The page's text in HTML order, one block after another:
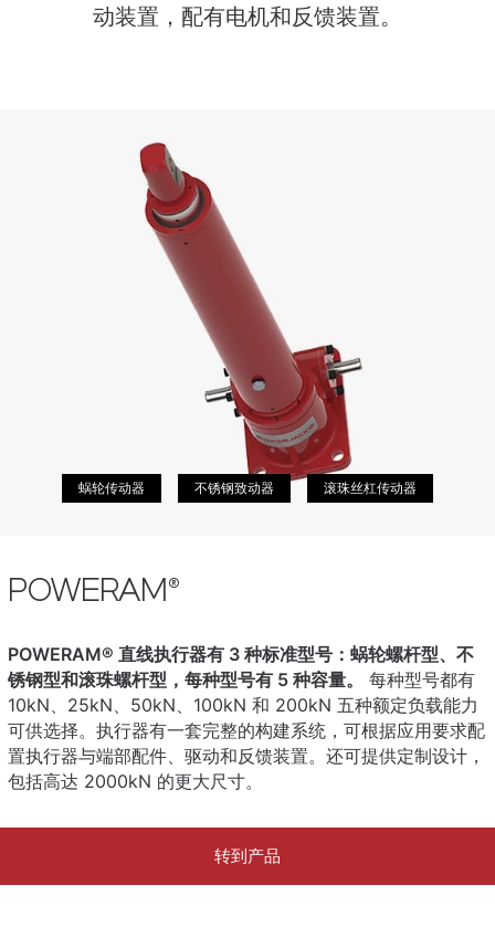
动装置，配有电机和反馈装置。
蜗轮传动器 不锈钢致动器 滚珠丝杠传动器
POWERAM®
POWERAM® 直线执行器有 3 种标准型号：蜗轮螺杆型、不
锈钢型和滚珠螺杆型，每种型号有 5 种容量。
每种型号都有
10kN、25kN、50kN、100kN 和 200kN 五种额定负载能力
可供选择。执行器有一套完整的构建系统，可根据应用要求配
置执行器与端部配件、驱动和反馈装置。还可提供定制设计，
包括高达 2000kN 的更大尺寸。
转到产品